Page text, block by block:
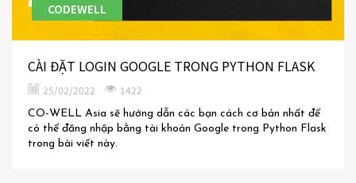
CODEWELL
CÀI ĐẶT LOGIN GOOGLE TRONG PYTHON FLASK
25/02/2022 1422
CO-WELL Asia sẽ hướng dẫn các bạn cách cơ bản nhất để
có thể đăng nhập bằng tài khoản Google trong Python Flask
trong bài viết này.